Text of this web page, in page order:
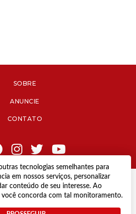
tecnologias semelhantes para
em nossos serviços, personalizar
conteúdo de seu interesse. Ao
você concorda com tal monitoramento.
SOBRE
ANUNCIE
CONTATO
2021 Diário de Jacareí.
os direitos reservados.
por